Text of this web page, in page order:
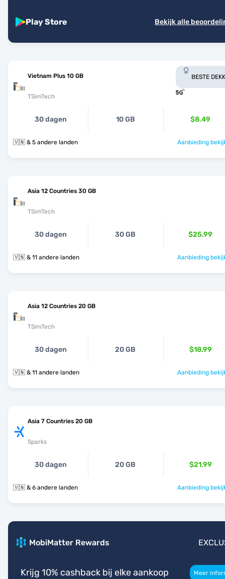
Play Store Bekijk alle
Vietnam Plus 10 GB
TSimTech
BESTE
30 dagen 10 GB $8.49
🇻🇳 & 5 andere landen Aanbieding
Asia 12 Countries 30 GB
TSimTech
30 dagen 30 GB $25.99
🇻🇳 & 11 andere landen Aanbieding
Asia 12 Countries 20 GB
TSimTech
30 dagen 20 GB $18.99
🇻🇳 & 11 andere landen Aanbieding
Asia 7 Countries 20 GB
Sparks
30 dagen 20 GB $21.99
🇻🇳 & 6 andere landen Aanbieding
MobiMatter Rewards
Krijg 10% cashback bij elke aankoop Meer